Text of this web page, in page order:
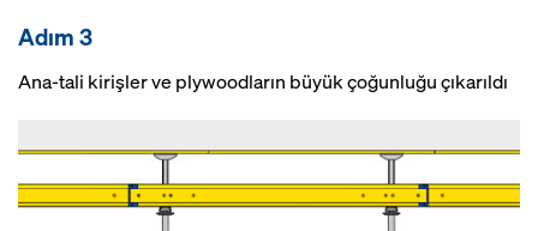
Adım 3
Ana-tali kirişler ve plywoodların büyük çoğunluğu çıkarıldı